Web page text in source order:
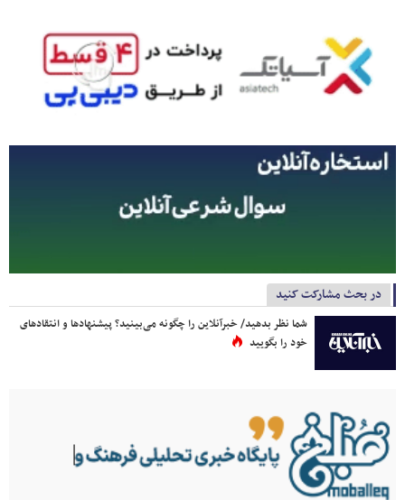
در بحث مشارکت کنید
شما نظر بدهید/ خبرآنلاین را چگونه می‌بینید؟ پیشنهادها و انتقادهای
خود را بگویید